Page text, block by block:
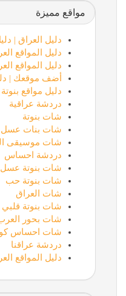
مواقع مميزة
دليل العراق |
دليل المواقع
دليل المواقع
أضف موقعك |
دليل مواقع بنوتة
دردشة عراقية
شات بنوتة
شات بنات عسل
شات موسيقى
دردشة احساس
شات بنوتة عسل
شات بنوتة حب
شات العراق
شات بنوتة قلبي
شات بحور
شات احساس
دردشة عراقنا
دليل المواقع